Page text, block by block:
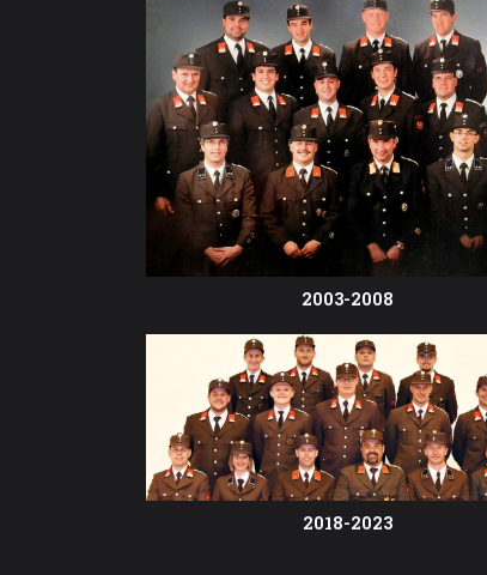
2003-2008
2018-2023